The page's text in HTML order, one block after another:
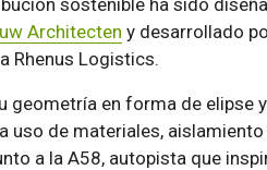
Architecten y desarrollado
Rhenus Logistics.
geometría en forma de
uso de materiales,
a la A58, autopista que